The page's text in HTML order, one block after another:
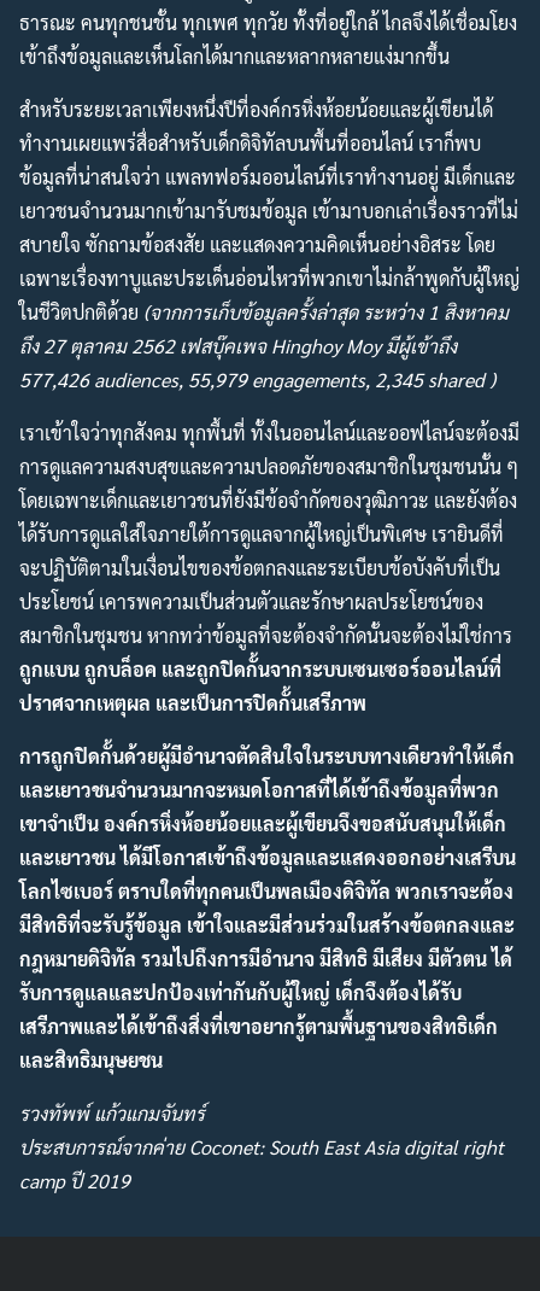
ธารณะ คนทุกชนชั้น ทุกเพศ ทุกวัย ทั้งที่อยู่ใกล้ ไกลจึงได้เชื่อมโยง
เข้าถึงข้อมูลและเห็นโลกได้มากและหลากหลายแง่มากขึ้น
สำหรับระยะเวลาเพียงหนึ่งปีที่องค์กรหิ่งห้อยน้อยและผู้เขียนได้
ทำงานเผยแพร่สื่อสำหรับเด็กดิจิทัลบนพื้นที่ออนไลน์ เราก็พบ
ข้อมูลที่น่าสนใจว่า แพลทฟอร์มออนไลน์ที่เราทำงานอยู่ มีเด็กและ
เยาวชนจำนวนมากเข้ามารับชมข้อมูล เข้ามาบอกเล่าเรื่องราวที่ไม่
สบายใจ ซักถามข้อสงสัย และแสดงความคิดเห็นอย่างอิสระ โดย
เฉพาะเรื่องทาบูและประเด็นอ่อนไหวที่พวกเขาไม่กล้าพูดกับผู้ใหญ่
ในชีวิตปกติด้วย (จากการเก็บข้อมูลครั้งล่าสุด ระหว่าง 1 สิงหาคม
ถึง 27 ตุลาคม 2562 เฟสบุ๊คเพจ Hinghoy Moy มีผู้เข้าถึง
577,426 audiences, 55,979 engagements, 2,345 shared )
เราเข้าใจว่าทุกสังคม ทุกพื้นที่ ทั้งในออนไลน์และออฟไลน์จะต้องมี
การดูแลความสงบสุขและความปลอดภัยของสมาชิกในชุมชนนั้น ๆ
โดยเฉพาะเด็กและเยาวชนที่ยังมีข้อจำกัดของวุฒิภาวะ และยังต้อง
ได้รับการดูแลใส่ใจภายใต้การดูแลจากผู้ใหญ่เป็นพิเศษ เรายินดีที่
จะปฏิบัติตามในเงื่อนไขของข้อตกลงและระเบียบข้อบังคับที่เป็น
ประโยชน์ เคารพความเป็นส่วนตัวและรักษาผลประโยชน์ของ
สมาชิกในชุมชน หากทว่าข้อมูลที่จะต้องจำกัดนั้นจะต้องไม่ใช่การ
ถูกแบน ถูกบล็อค และถูกปิดกั้นจากระบบเซนเซอร์ออนไลน์ที่
ปราศจากเหตุผล และเป็นการปิดกั้นเสรีภาพ
การถูกปิดกั้นด้วยผู้มีอำนาจตัดสินใจในระบบทางเดียวทำให้เด็ก
และเยาวชนจำนวนมากจะหมดโอกาสที่ได้เข้าถึงข้อมูลที่พวก
เขาจำเป็น องค์กรหิ่งห้อยน้อยและผู้เขียนจึงขอสนับสนุนให้เด็ก
และเยาวชน ได้มีโอกาสเข้าถึงข้อมูลและแสดงออกอย่างเสรีบน
โลกไซเบอร์ ตราบใดที่ทุกคนเป็นพลเมืองดิจิทัล พวกเราจะต้อง
มีสิทธิที่จะรับรู้ข้อมูล เข้าใจและมีส่วนร่วมในสร้างข้อตกลงและ
กฎหมายดิจิทัล รวมไปถึงการมีอำนาจ มีสิทธิ มีเสียง มีตัวตน ได้
รับการดูแลและปกป้องเท่ากันกับผู้ใหญ่ เด็กจึงต้องได้รับ
เสรีภาพและได้เข้าถึงสิ่งที่เขาอยากรู้ตามพื้นฐานของสิทธิเด็ก
และสิทธิมนุษยชน
รวงทัพพ์ แก้วแกมจันทร์
ประสบการณ์จากค่าย Coconet: South East Asia digital right
camp ปี 2019